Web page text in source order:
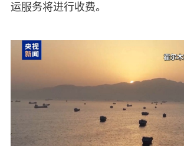
运服务将进行收费。